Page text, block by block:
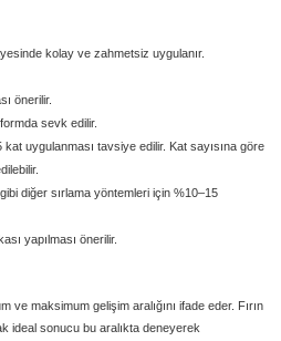
kolay ve zahmetsiz uygulanır.
önerilir.
sevk edilir.
uygulanması tavsiye edilir. Kat sayısına göre
diğer sırlama yöntemleri için %10–15
yapılması önerilir.
ve maksimum gelişim aralığını ifade eder. Fırın
ideal sonucu bu aralıkta deneyerek